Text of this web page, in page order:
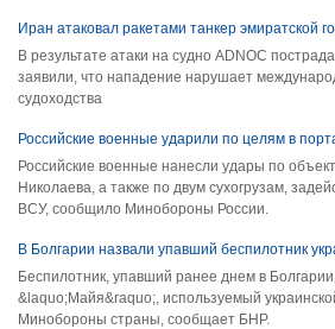
Иран атаковал ракетами танкер эмиратской
В результате атаки на судно ADNOC
заявили, что нападение нарушает
судоходства
Российские военные ударили по целям в
Российские военные нанесли удары по
Николаева, а также по двум сухогрузам,
ВСУ, сообщило Минобороны России.
В Болгарии назвали упавший беспилотник
Беспилотник, упавший ранее днем в
&laquo;Майя&raquo;, используемый
Минобороны страны, сообщает БНР.